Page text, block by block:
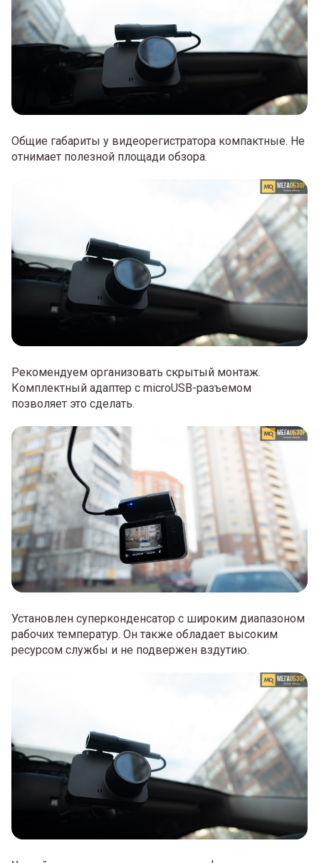
Общие габариты у видеорегистратора компактные. Не
отнимает полезной площади обзора.
Рекомендуем организовать скрытый монтаж.
Комплектный адаптер с microUSB-разъемом
позволяет это сделать.
Установлен суперконденсатор с широким диапазоном
рабочих температур. Он также обладает высоким
ресурсом службы и не подвержен вздутию.